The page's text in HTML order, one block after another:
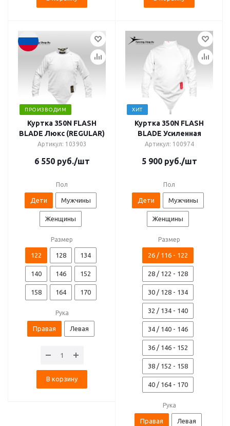
ПРОИЗВОДИМ
Куртка 350N FLASH
BLADE Люкс (REGULAR)
Артикул: 103903
6 550руб./шт
Пол
Дети Мужчины
Женщины
Размер
122 128 134
140 146 152
158 164 170
Рука
Правая Левая
В корзину
ХИТ
Куртка 350N FLASH
BLADE Усиленная
Артикул: 100974
5 900руб./шт
Пол
Дети Мужчины
Женщины
Размер
26 / 116 - 122
28 / 122 - 128
30 / 128 - 134
32 / 134 - 140
34 / 140 - 146
36 / 146 - 152
38 / 152 - 158
40 / 164 - 170
Рука
Правая Левая